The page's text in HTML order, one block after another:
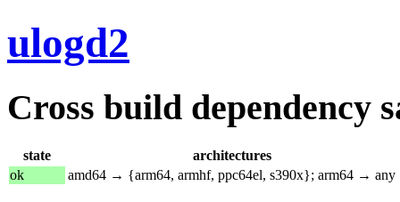
ulogd2
Cross build dependency
state
architectures
ok
amd64 → {arm64, armhf, ppc64el, s390x}; arm64 → any